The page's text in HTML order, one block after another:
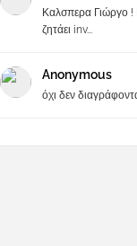
Καλσπερα Γιώργο
ζητάει inv...
Anonymous
όχι δεν